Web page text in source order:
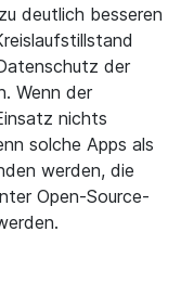
deutlich besseren
der
Wenn der
nichts
solche Apps als
werden, die
Open-Source-